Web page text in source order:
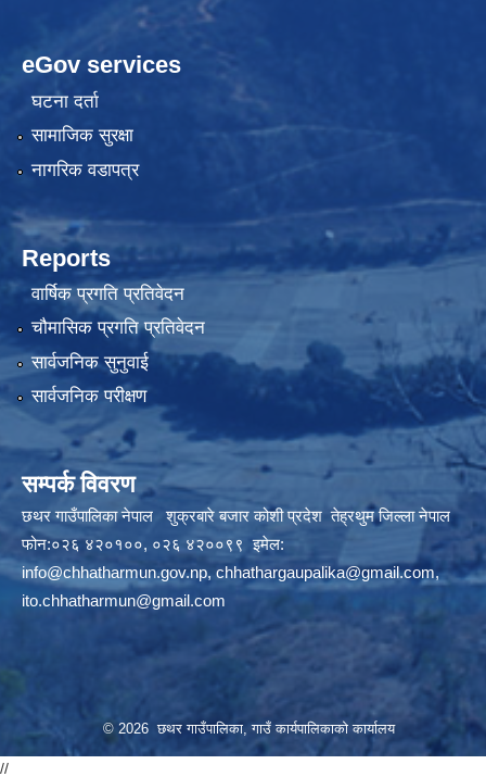
eGov services
घटना दर्ता
सामाजिक सुरक्षा
नागरिक वडापत्र
Reports
वार्षिक प्रगति प्रतिवेदन
चौमासिक प्रगति प्रतिवेदन
सार्वजनिक सुनुवाई
सार्वजनिक परीक्षण
सम्पर्क विवरण
छथर गाउँपालिका नेपाल शुक्रबारे बजार कोशी प्रदेश तेह्रथुम जिल्ला नेपाल
फोन:०२६ ४२०१००, ०२६ ४२००९९ इमेल:
info@chhatharmun.gov.np, chhathargaupalika@gmail.com,
ito.chhatharmun@gmail.com
© 2026 छथर गाउँपालिका, गाउँ कार्यपालिकाको कार्यालय
//